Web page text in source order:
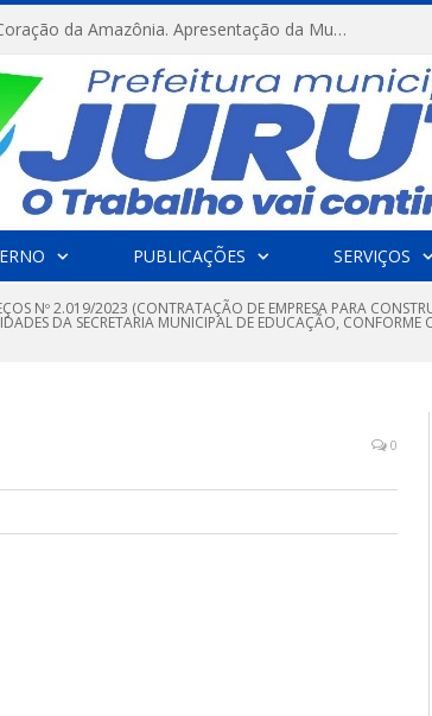
FESTRIBAL 2026 – No Coração da Amazônia. Apresentação da Munduruku.
PUBLICAÇÕES SERVIÇOS
Nº 2.019/2023 (CONTRATAÇÃO DE EMPRESA PARA
DA SECRETARIA MUNICIPAL DE EDUCAÇÃO, CONFORME
0